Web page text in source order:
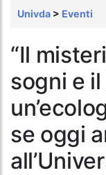
Univda > Eventi
“Il
sogni e
se oggi